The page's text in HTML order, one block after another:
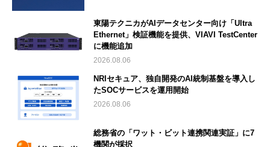
東陽テクニカがAIデータセンター向け「Ultra
Ethernet」検証機能を提供、VIAVI TestCenter
に機能追加
2026.08.06
NRIセキュア、独自開発のAI統制基盤を導入し
たSOCサービスを運用開始
2026.08.06
総務省の「ワット・ビット連携関連実証」に7
機関が採択